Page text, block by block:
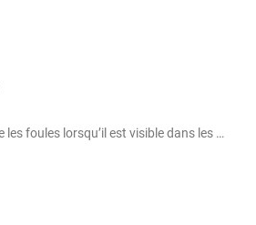
foules lorsqu’il est visible dans les …